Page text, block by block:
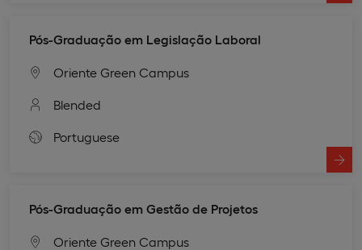
Pós-Graduação em Legislação Laboral
Oriente Green Campus
Blended
Portuguese
Pós-Graduação em Gestão de Projetos
Oriente Green Campus